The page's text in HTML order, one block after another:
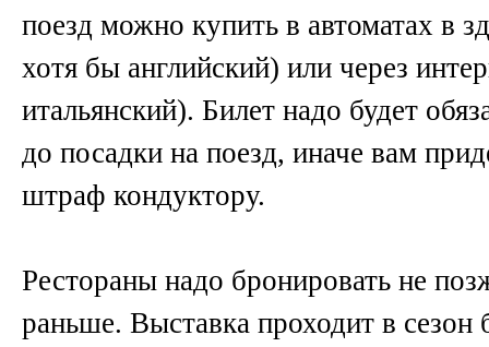
поезд можно купить в автоматах в
хотя бы английский) или через
итальянский). Билет надо будет
до посадки на поезд, иначе вам
штраф кондуктору.
Рестораны надо бронировать не
раньше. Выставка проходит в сезон